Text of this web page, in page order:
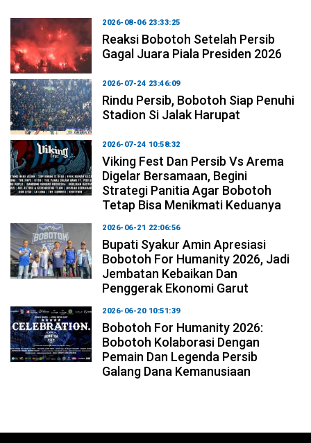
2026-08-06 23:33:25
Reaksi Bobotoh Setelah Persib
Gagal Juara Piala Presiden 2026
2026-07-24 23:46:09
Rindu Persib, Bobotoh Siap Penuhi
Stadion Si Jalak Harupat
2026-07-24 10:58:32
Viking Fest Dan Persib Vs Arema
Digelar Bersamaan, Begini
Strategi Panitia Agar Bobotoh
Tetap Bisa Menikmati Keduanya
2026-06-21 22:06:56
Bupati Syakur Amin Apresiasi
Bobotoh For Humanity 2026, Jadi
Jembatan Kebaikan Dan
Penggerak Ekonomi Garut
2026-06-20 10:51:39
Bobotoh For Humanity 2026:
Bobotoh Kolaborasi Dengan
Pemain Dan Legenda Persib
Galang Dana Kemanusiaan